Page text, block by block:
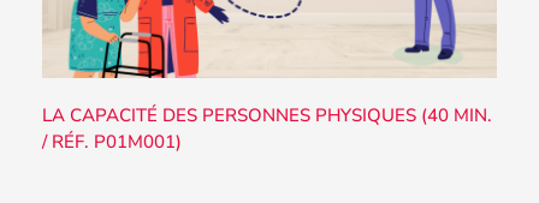
LA CAPACITÉ DES PERSONNES PHYSIQUES (40 MIN.
/ RÉF. P01M001)